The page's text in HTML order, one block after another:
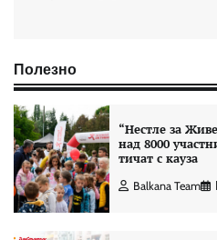
Полезно
“Нестле за
над 8000
тичат с кауза
Balkana Team